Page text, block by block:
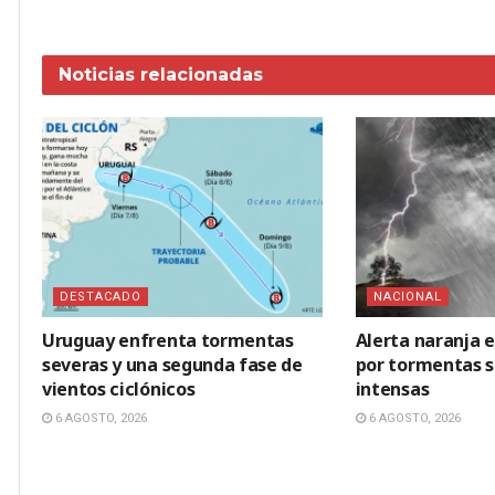
Noticias relacionadas
DESTACADO
Uruguay enfrenta tormentas
severas y una segunda fase de
vientos ciclónicos
6 AGOSTO, 2026
NACIONAL
Alerta naranja
por tormentas
intensas
6 AGOSTO, 2026